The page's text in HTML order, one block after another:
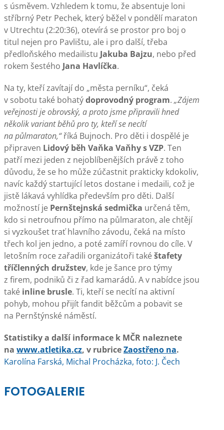
s úsměvem. Vzhledem k tomu, že absentuje loni
stříbrný Petr Pechek, který běžel v pondělí maraton
v Utrechtu (2:20:36), otevírá se prostor pro boj o
titul nejen pro Pavlištu, ale i pro další, třeba
předloňského medailistu Jakuba Bajzu, nebo před
rokem šestého Jana Havlíčka.
Na ty, kteří zavítají do „města perníku“, čeká
v sobotu také bohatýdoprovodný program. „Zájem
veřejnosti je obrovský, a proto jsme připravili hned
několik variant běhů pro ty, kteří se necítí
na půlmaraton,“říká Bujnoch. Pro děti i dospělé je
připraven Lidový běh Vaňka Vaňhy s VZP. Ten
patří mezi jeden z nejoblíbenějších právě z toho
důvodu, že se ho může zúčastnit prakticky kdokoliv,
navíc každý startující letos dostane i medaili, což je
jistě lákavá vyhlídka především pro děti. Další
možností je Pernštejnská sedmička určená těm,
kdo si netroufnou přímo na půlmaraton, ale chtějí
si vyzkoušet trať hlavního závodu, čeká na místo
třech kol jen jedno, a poté zamíří rovnou do cíle. V
letošním roce zařadili organizátoři takéštafety
tříčlenných družstev, kde je šance pro týmy
z firem, podniků či z řad kamarádů. A v nabídce jsou
také inline brusle. Ti, kteří se necítí na aktivní
pohyb, mohou přijít fandit běžcům a pobavit se
na Pernštýnské náměstí.
Statistiky a další informace k MČR naleznete
na www.atletika.cz, v rubriceZaostřeno na.
Karolína Farská, Michal Procházka, foto: J. Čech
FOTOGALERIE